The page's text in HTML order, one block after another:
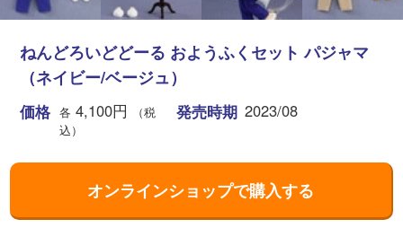
ねんどろいどどーる おようふくセット パジャマ
（ネイビー/ベージュ）
価格 各 4,100円
（税
込）
発売時期 2023/08
オンラインショップで購入する